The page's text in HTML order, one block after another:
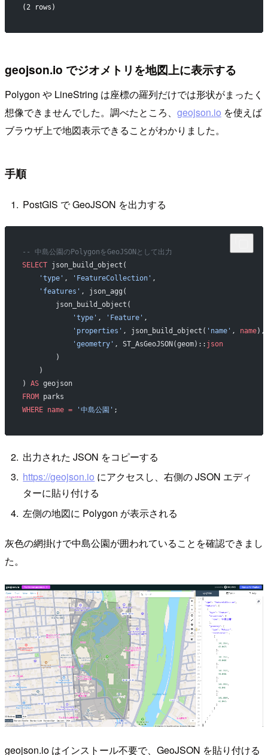
(2 rows)
geojson.io でジオメトリを地図上に表示する
Polygon や LineString は座標の羅列だけでは形状がまったく
想像できませんでした。調べたところ、 geojson.io を使えば
ブラウザ上で地図表示できることがわかりました。
手順
PostGIS で GeoJSON を出力する
-- 中島公園のPolygonをGeoJSONとして出力
SELECT json_build_object(
    'type'
, 'FeatureCollection' ,
    'features'
, json_agg(
        json_build_object(
            'type'
, 'Feature' ,
            'properties'
, json_build_object( 'name' , name),
            'geometry'
, ST_AsGeoJSON(geom):: json
        )
    )
) AS geojson
FROM parks
WHERE name = '中島公園' ;
出力された JSON をコピーする
https://geojson.io にアクセスし、右側の JSON エディ
ターに貼り付ける
左側の地図に Polygon が表示される
灰色の網掛けで中島公園が囲われていることを確認できまし
た。
geojson.io はインストール不要で、GeoJSON を貼り付ける